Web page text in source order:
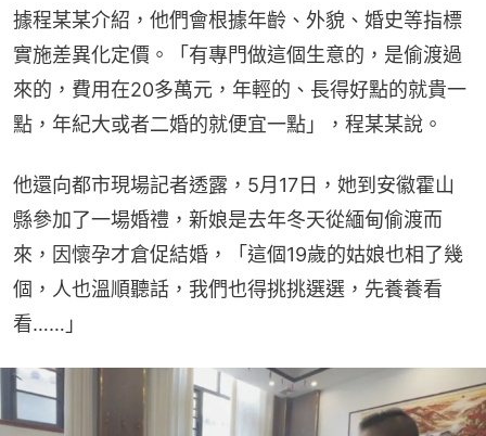
據程某某介紹，他們會根據年齡、外貌、婚史等指標
實施差異化定價。「有專門做這個生意的，是偷渡過
來的，費用在20多萬元，年輕的、長得好點的就貴一
點，年紀大或者二婚的就便宜一點」，程某某說。
他還向都市現場記者透露，5月17日，她到安徽霍山
縣參加了一場婚禮，新娘是去年冬天從緬甸偷渡而
來，因懷孕才倉促結婚，「這個19歲的姑娘也相了幾
個，人也溫順聽話，我們也得挑挑選選，先養養看
看……」